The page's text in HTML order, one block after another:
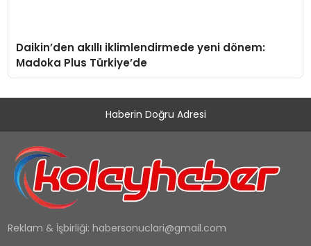
Daikin’den akıllı iklimlendirmede yeni dönem:
Madoka Plus Türkiye’de
Haberin Doğru Adresi
Reklam & İşbirliği: habersonuclari@gmail.com